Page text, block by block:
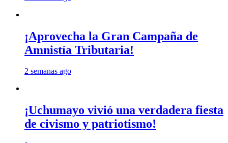
¡Aprovecha la Gran Campaña de
Amnistía Tributaria!
2 semanas ago
¡Uchumayo vivió una verdadera fiesta
de civismo y patriotismo!